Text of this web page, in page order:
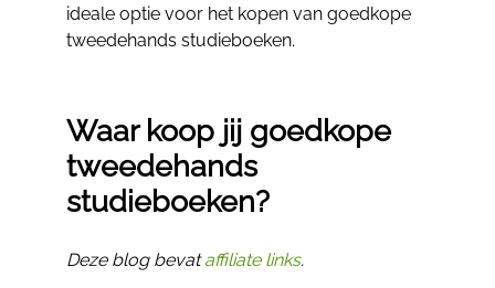
ideale optie voor het kopen van goedkope
tweedehands studieboeken.
Waar koop jij goedkope
tweedehands
studieboeken?
Deze blog bevataffiliate links.